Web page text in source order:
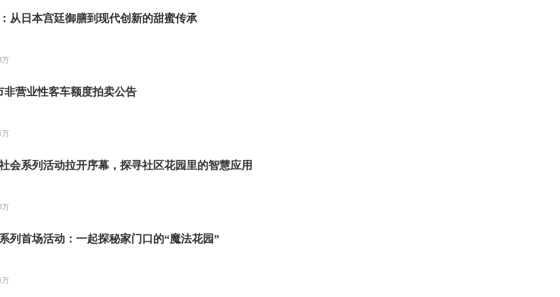
从日本宫廷御膳到现代创新的甜蜜传承
万
非营业性客车额度拍卖公告
万
会系列活动拉开序幕，探寻社区花园里的智慧应用
万
列首场活动：一起探秘家门口的“魔法花园”
万